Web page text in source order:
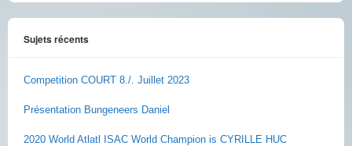
Sujets récents
Competition COURT 8./. Juillet 2023
Présentation Bungeneers Daniel
2020 World Atlatl ISAC World Champion is CYRILLE HUC